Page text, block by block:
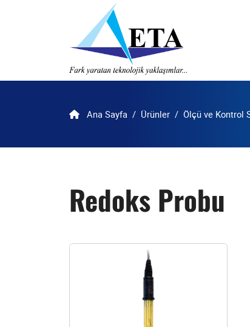
Ana Sayfa Ürünler Ölçü ve Kontrol
Redoks Probu